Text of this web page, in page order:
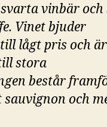
vinbär och
Vinet bjuder
lågt pris och
stora
består
sauvignon och